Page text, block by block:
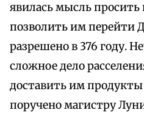
явилась мысль просить
позволить им перейти
разрешено в 376 году.
сложное дело
доставить им
поручено магистру